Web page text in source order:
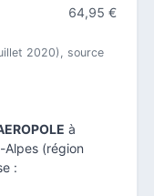
64,95 €
2020), source
à
Alpes (région
: